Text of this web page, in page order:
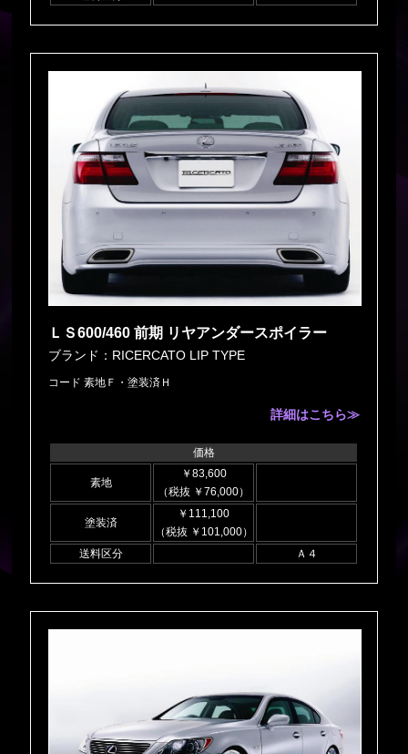
ＬＳ600/460 前期 リヤアンダースポイラー
ブランド：RICERCATO LIP TYPE
コード 素地Ｆ・塗装済Ｈ
詳細はこちら≫
価格
素地
￥83,600
（税抜 ￥76,000）
塗装済
￥111,100
（税抜 ￥101,000）
送料区分
Ａ４